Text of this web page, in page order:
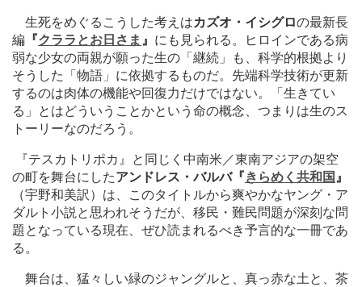
生死をめぐるこうした考えはカズオ・イシグロの最新長
編 『クララとお日さま 』 にも見られる。ヒロインである病
弱な少女の両親が願った生の「継続」も、科学的根拠より
そうした「物語」に依拠するものだ。先端科学技術が更新
するのは肉体の機能や回復力だけではない。「生きてい
る」とはどういうことかという命の概念、つまりは生のス
トーリーなのだろう。
『テスカトリポカ』と同じく中南米／東南アジアの架空
の町を舞台にしたアンドレス・バルバ『きらめく共和国 』
（宇野和美訳）は、このタイトルから爽やかなヤング・ア
ダルト小説と思われそうだが、移民・難民問題が深刻な問
題となっている現在、ぜひ読まれるべき予言的な一冊であ
る。
舞台は、猛々しい緑のジャングルと、真っ赤な土と、茶